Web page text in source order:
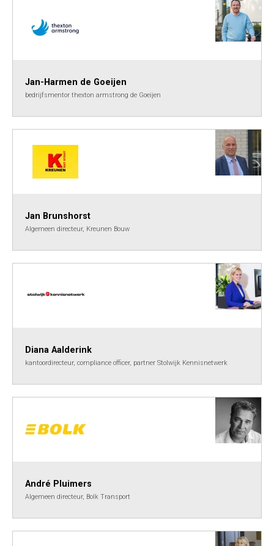
Jan-Harmen de Goeijen
bedrijfsmentor thexton armstrong de Goeijen
Jan Brunshorst
Algemeen directeur, Kreunen Bouw
Diana Aalderink
kantoordirecteur, compliance officer, partner Stolwijk Kennisnetwerk
André Pluimers
Algemeen directeur, Bolk Transport